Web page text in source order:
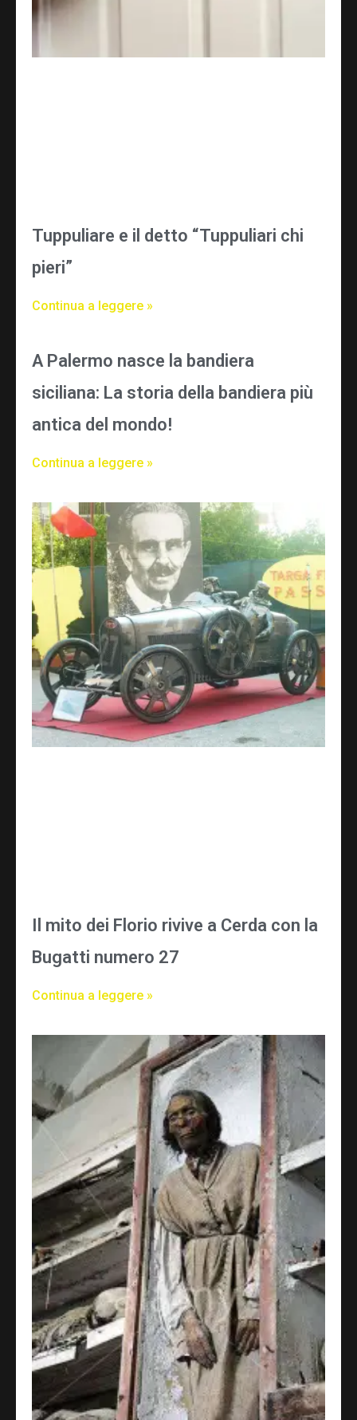
Tuppuliare e il detto “Tuppuliari chi
pieri”
Continua a leggere »
A Palermo nasce la bandiera
siciliana: La storia della bandiera più
antica del mondo!
Continua a leggere »
Il mito dei Florio rivive a Cerda con la
Bugatti numero 27
Continua a leggere »